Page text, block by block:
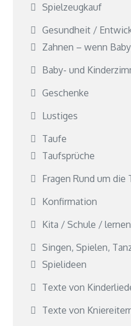
Spielzeugkauf
Gesundheit /
Zahnen – wenn
Baby- und
Geschenke
Lustiges
Taufe
Taufsprüche
Fragen Rund um die
Konfirmation
Kita / Schule / lernen
Singen, Spielen,
Spielideen
Texte von
Texte von